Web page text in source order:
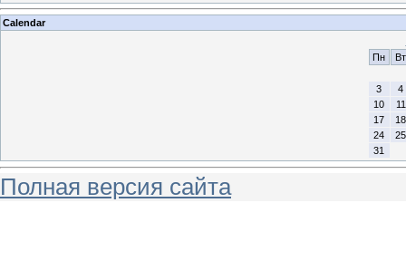
Calendar
Пн
Вт
3
4
10
11
17
18
24
25
31
Полная версия сайта